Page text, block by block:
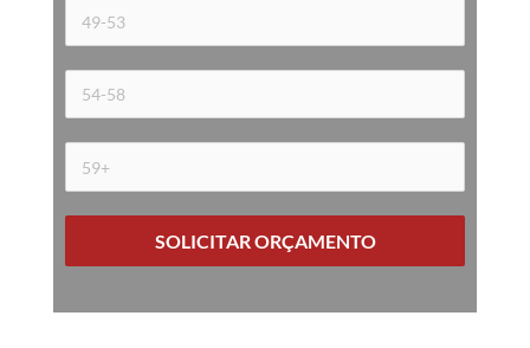
SOLICITAR ORÇAMENTO